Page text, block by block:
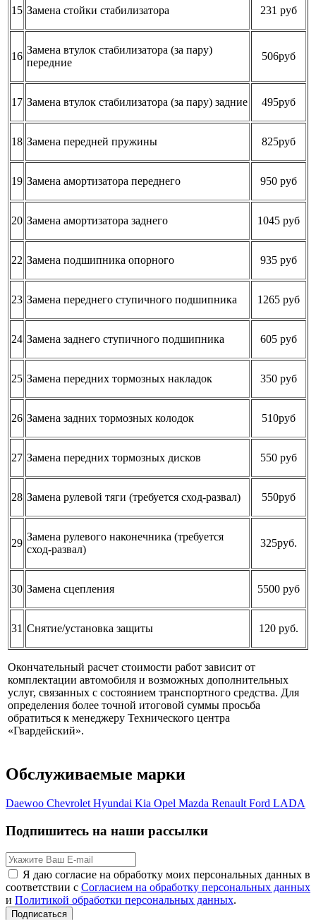
15 Замена стойки стабилизатора 231 руб
16
Замена втулок стабилизатора (за пару)
передние
506руб
17 Замена втулок стабилизатора (за пару) задние 495руб
18 Замена передней пружины 825руб
19 Замена амортизатора переднего 950 руб
20 Замена амортизатора заднего 1045 руб
22 Замена подшипника опорного 935 руб
23 Замена переднего ступичного подшипника 1265 руб
24 Замена заднего ступичного подшипника 605 руб
25 Замена передних тормозных накладок 350 руб
26 Замена задних тормозных колодок 510руб
27 Замена передних тормозных дисков 550 руб
28 Замена рулевой тяги (требуется сход-развал) 550руб
29
Замена рулевого наконечника (требуется
сход-развал)
325руб.
30 Замена сцепления 5500 руб
31 Снятие/установка защиты 120 руб.
Окончательный расчет стоимости работ зависит от
комплектации автомобиля и возможных дополнительных
услуг, связанных с состоянием транспортного средства. Для
определения более точной итоговой суммы просьба
обратиться к менеджеру Технического центра
«Гвардейский».
Обслуживаемые марки
Daewoo Chevrolet Hyundai Kia Opel Mazda Renault Ford LADA
Подпишитесь на наши рассылки
Я даю согласие на обработку моих персональных данных в
соответствии с Согласием на обработку персональных данных
и Политикой обработки персональных данных.
Подписаться